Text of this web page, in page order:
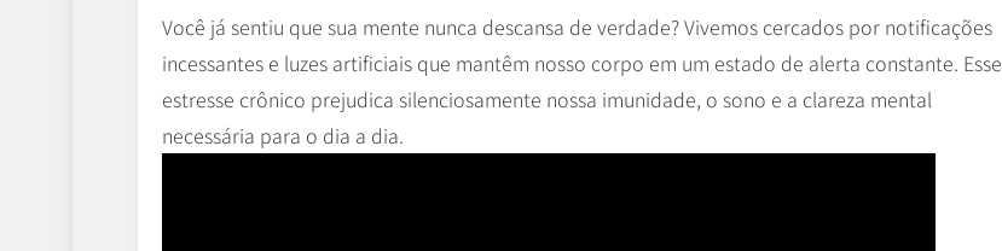
Você já sentiu que sua mente nunca descansa de verdade? Vivemos cercados por notificações
incessantes e luzes artificiais que mantêm nosso corpo em um estado de alerta constante. Esse
estresse crônico prejudica silenciosamente nossa imunidade, o sono e a clareza mental
necessária para o dia a dia.